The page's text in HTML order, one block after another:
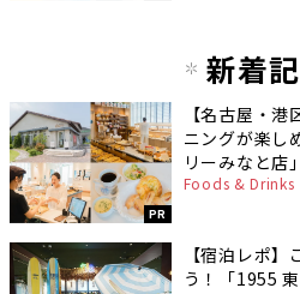
新着
PR
【名古屋・
ニングが楽し
リーみなと店
Foods & Drinks
【宿泊レポ
う！「1955